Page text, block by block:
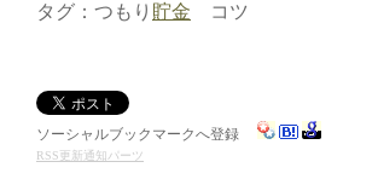
タグ：つもり 貯金 コツ
ソーシャルブックマークへ登録
RSS更新通知パーツ